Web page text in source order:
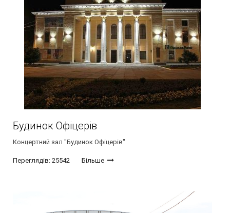
Будинок Офіцерів
Концертний зал "Будинок Офіцерів"
Переглядів: 25542 Більше